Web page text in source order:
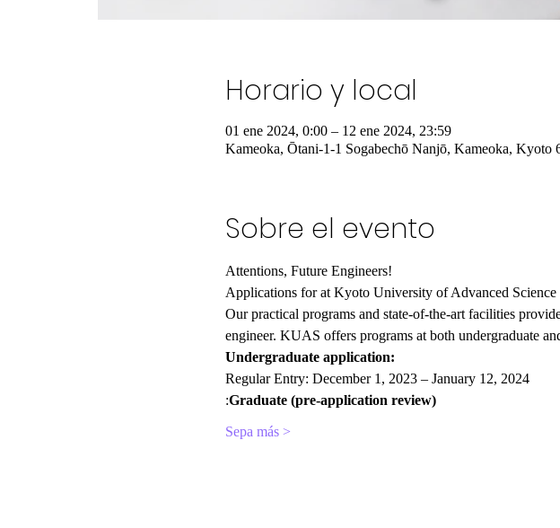
Horario y local
01 ene 2024, 0:00 – 12 ene 2024, 23:59
Kameoka, Ōtani-1-1 Sogabechō Nanjō, Kameoka, Kyoto
Sobre el evento
Attentions, Future Engineers!
Applications for at Kyoto University of Advanced Science
Our practical programs and state-of-the-art facilities
engineer. KUAS offers programs at both undergraduate
Undergraduate application:
Regular Entry: December 1, 2023 – January 12, 2024
:Graduate (pre-application review)
Sepa más >